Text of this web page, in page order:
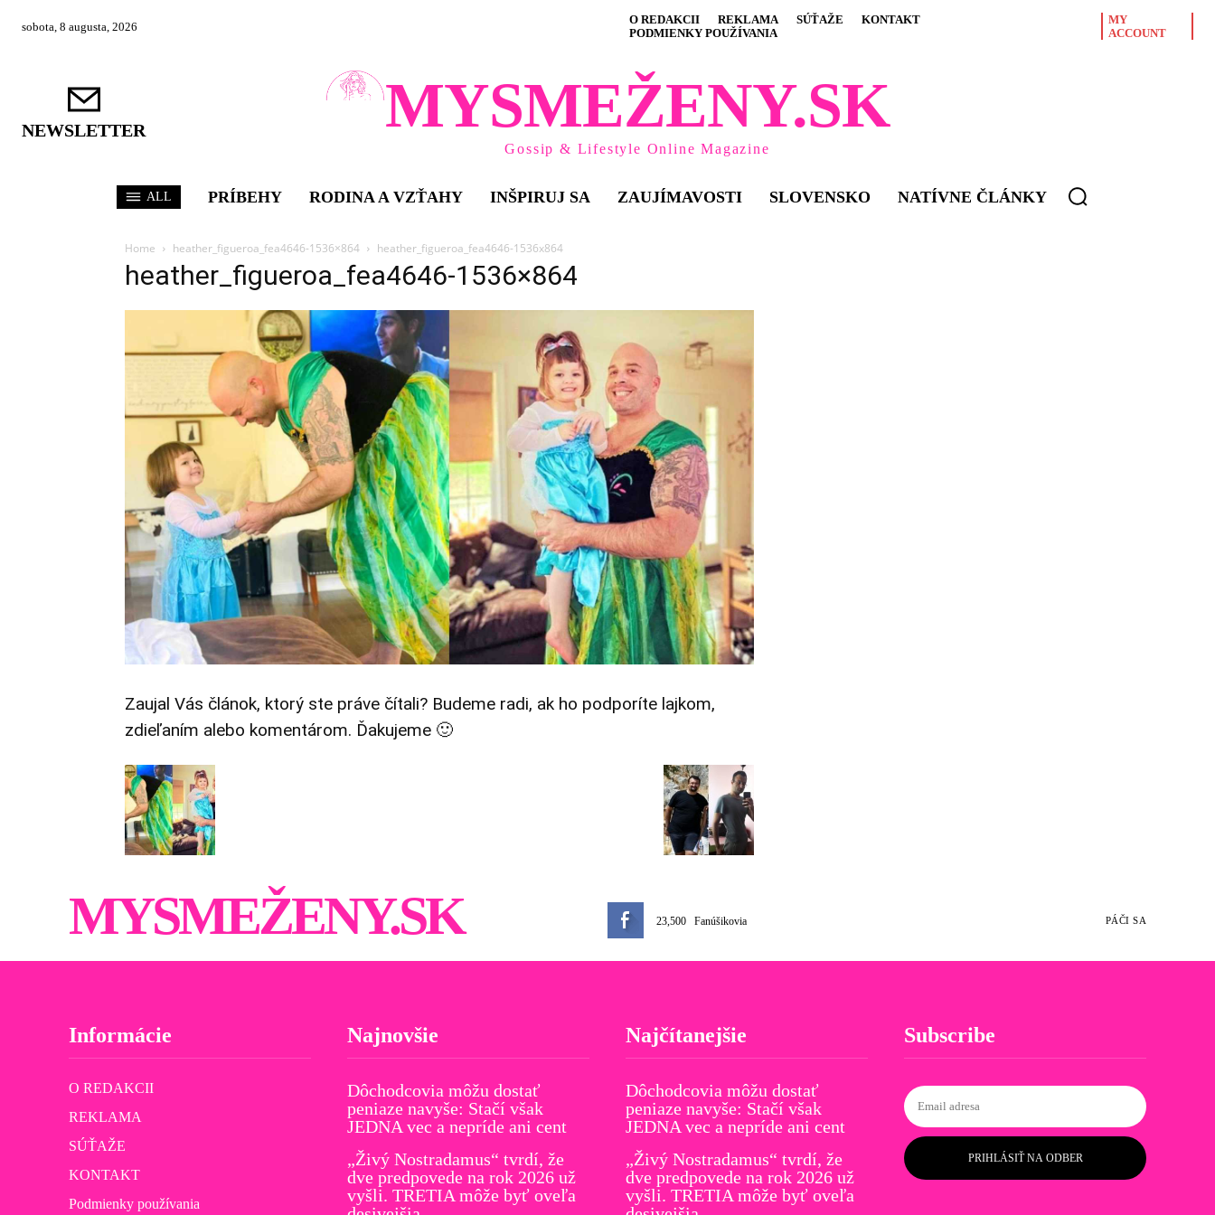
sobota, 8 augusta, 2026 O REDAKCII REKLAMA SÚŤAŽE
KONTAKT
PODMIENKY POUŽÍVANIA
MY
ACCOUNT
NEWSLETTER MYSMEŽENY.SK
Gossip & Lifestyle Online Magazine
ALL PRÍBEHY RODINA A VZŤAHY INŠPIRUJ SA ZAUJÍMAVOSTI SLOVENSKO NATÍVNE ČLÁNKY
Home heather_figueroa_fea4646-1536×864 heather_figueroa_fea4646-1536x864
heather_figueroa_fea4646-1536×864
Zaujal Vás článok, ktorý ste práve čítali? Budeme radi, ak ho podporíte lajkom,
zdieľaním alebo komentárom. Ďakujeme 🙂
MYSMEŽENY.SK 23,500 Fanúšikovia PÁČI SA
Informácie
O REDAKCII
REKLAMA
SÚŤAŽE
KONTAKT
Podmienky používania
Najnovšie
Dôchodcovia môžu dostať
peniaze navyše: Stačí však
JEDNA vec a nepríde ani cent
„Živý Nostradamus“ tvrdí, že
dve predpovede na rok 2026 už
vyšli. TRETIA môže byť oveľa
Najčítanejšie
Dôchodcovia môžu dostať
peniaze navyše: Stačí však
JEDNA vec a nepríde ani cent
„Živý Nostradamus“ tvrdí, že
dve predpovede na rok 2026 už
vyšli. TRETIA môže byť oveľa
Subscribe
PRIHLÁSIŤ NA ODBER